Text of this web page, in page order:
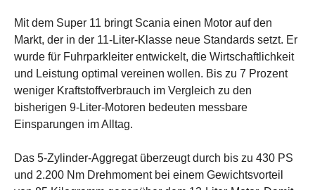
Mit dem Super 11 bringt Scania einen Motor auf den
Markt, der in der 11-Liter-Klasse neue Standards setzt. Er
wurde für Fuhrparkleiter entwickelt, die Wirtschaftlichkeit
und Leistung optimal vereinen wollen. Bis zu 7 Prozent
weniger Kraftstoffverbrauch im Vergleich zu den
bisherigen 9-Liter-Motoren bedeuten messbare
Einsparungen im Alltag.
Das 5-Zylinder-Aggregat überzeugt durch bis zu 430 PS
und 2.200 Nm Drehmoment bei einem Gewichtsvorteil